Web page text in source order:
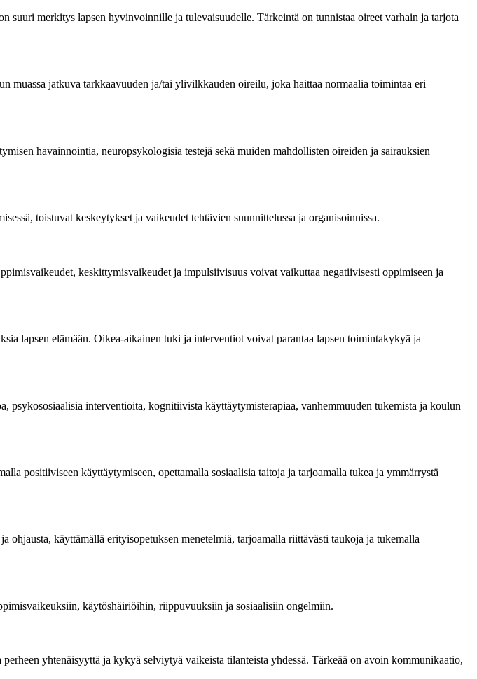
merkitys lapsen hyvinvoinnille ja tulevaisuudelle. Tärkeintä on tunnistaa oireet varhain ja tarjota
jatkuva tarkkaavuuden ja/tai ylivilkkauden oireilu, joka haittaa normaalia toimintaa eri
havainnointia, neuropsykologisia testejä sekä muiden mahdollisten oireiden ja sairauksien
toistuvat keskeytykset ja vaikeudet tehtävien suunnittelussa ja organisoinnissa.
keskittymisvaikeudet ja impulsiivisuus voivat vaikuttaa negatiivisesti oppimiseen ja
lapsen elämään. Oikea-aikainen tuki ja interventiot voivat parantaa lapsen toimintakykyä ja
interventioita, kognitiivista käyttäytymisterapiaa, vanhemmuuden tukemista ja koulun
positiiviseen käyttäytymiseen, opettamalla sosiaalisia taitoja ja tarjoamalla tukea ja ymmärrystä
käyttämällä erityisopetuksen menetelmiä, tarjoamalla riittävästi taukoja ja tukemalla
käytöshäiriöihin, riippuvuuksiin ja sosiaalisiin ongelmiin.
yhtenäisyyttä ja kykyä selviytyä vaikeista tilanteista yhdessä. Tärkeää on avoin kommunikaatio,